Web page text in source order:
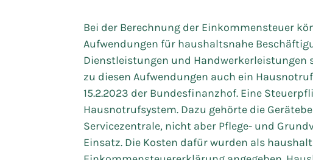
Bei der Berechnung der Einkommensteuer
Aufwendungen für haushaltsnahe
Dienstleistungen und Handwerkerleistungen
zu diesen Aufwendungen auch ein
15.2.2023 der Bundesfinanzhof. Eine
Hausnotrufsystem. Dazu gehörte die
Servicezentrale, nicht aber Pflege- und
Einsatz. Die Kosten dafür wurden als